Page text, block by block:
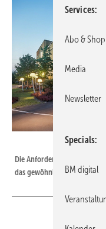
Die Anforderungen an
das gewöhnliche Maß hinaus.
Services
Abo & Shop
Media
Newsletter
Specials
BM digital